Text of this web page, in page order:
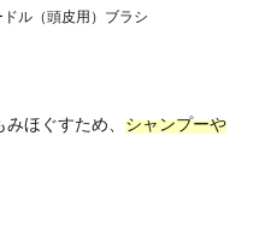
ル（頭皮用）ブラシ
ほぐすため、 シャンプーや